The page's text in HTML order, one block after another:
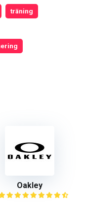
träning
Oakley